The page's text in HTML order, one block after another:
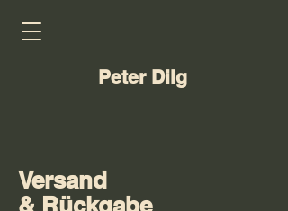
Peter Dilg
Versand
& Rückgabe